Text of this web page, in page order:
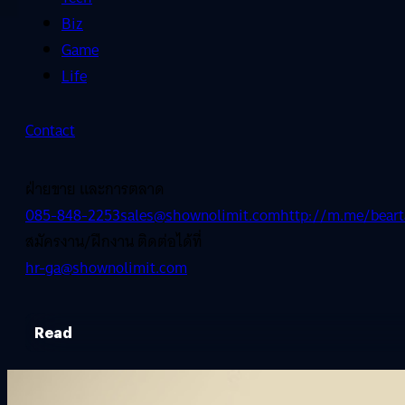
Biz
Game
Life
Contact
ฝ่ายขาย และการตลาด
085-848-2253sales@shownolimit.comhttp://m.me/
สมัครงาน/ฝึกงาน ติดต่อได้ที่
hr-ga@shownolimit.com
Read